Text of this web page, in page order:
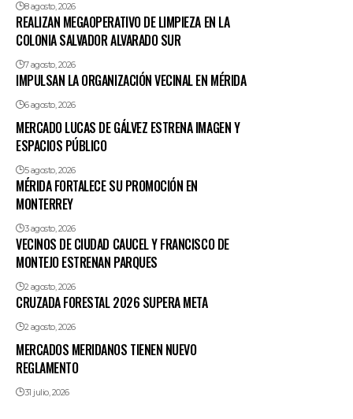
8 agosto, 2026
REALIZAN MEGAOPERATIVO DE LIMPIEZA EN LA
COLONIA SALVADOR ALVARADO SUR
7 agosto, 2026
IMPULSAN LA ORGANIZACIÓN VECINAL EN MÉRIDA
6 agosto, 2026
MERCADO LUCAS DE GÁLVEZ ESTRENA IMAGEN Y
ESPACIOS PÚBLICO
5 agosto, 2026
MÉRIDA FORTALECE SU PROMOCIÓN EN
MONTERREY
3 agosto, 2026
VECINOS DE CIUDAD CAUCEL Y FRANCISCO DE
MONTEJO ESTRENAN PARQUES
2 agosto, 2026
CRUZADA FORESTAL 2026 SUPERA META
2 agosto, 2026
MERCADOS MERIDANOS TIENEN NUEVO
REGLAMENTO
31 julio, 2026